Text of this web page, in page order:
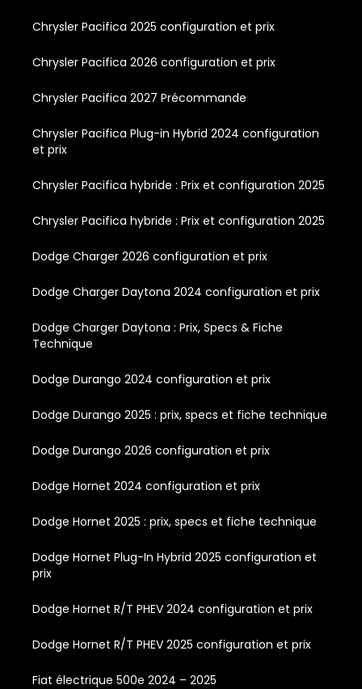
Chrysler Pacifica 2025 configuration et prix
Chrysler Pacifica 2026 configuration et prix
Chrysler Pacifica 2027 Précommande
Chrysler Pacifica Plug-in Hybrid 2024 configuration
et prix
Chrysler Pacifica hybride : Prix et configuration 2025
Chrysler Pacifica hybride : Prix et configuration 2025
Dodge Charger 2026 configuration et prix
Dodge Charger Daytona 2024 configuration et prix
Dodge Charger Daytona : Prix, Specs & Fiche
Technique
Dodge Durango 2024 configuration et prix
Dodge Durango 2025 : prix, specs et fiche technique
Dodge Durango 2026 configuration et prix
Dodge Hornet 2024 configuration et prix
Dodge Hornet 2025 : prix, specs et fiche technique
Dodge Hornet Plug-In Hybrid 2025 configuration et
prix
Dodge Hornet R/T PHEV 2024 configuration et prix
Dodge Hornet R/T PHEV 2025 configuration et prix
Fiat électrique 500e 2024 – 2025